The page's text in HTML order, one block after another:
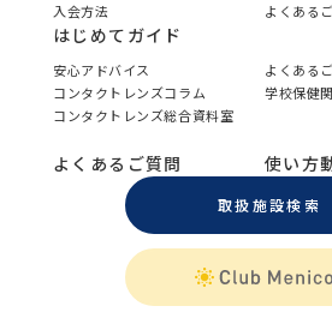
入会方法
よくある
はじめてガイド
安心アドバイス
よくある
コンタクトレンズコラム
学校保健
コンタクトレンズ総合資料室
よくあるご質問 使い方
取扱施設検索